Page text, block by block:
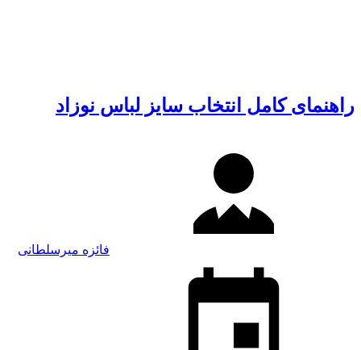
راهنمای کامل انتخاب سایز لباس نوزاد
فائزه میرسلطانی